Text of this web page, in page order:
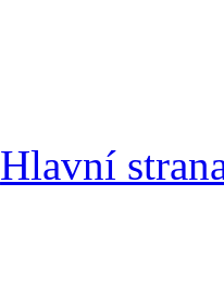
Hlavní